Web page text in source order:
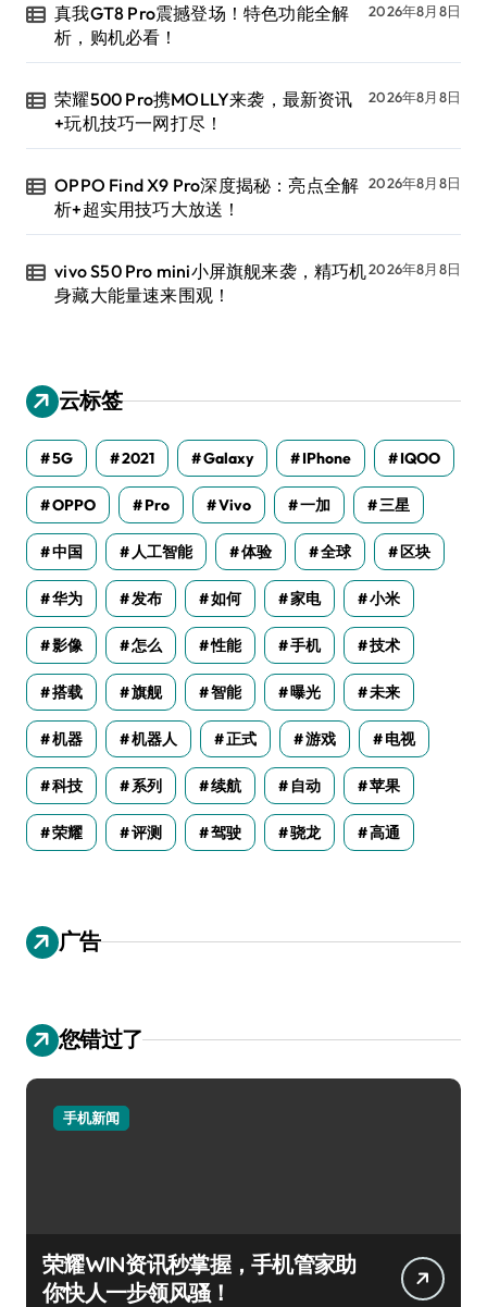
真我GT8 Pro震撼登场！特色功能全解
析，购机必看！
2026年8月8日
荣耀500 Pro携MOLLY来袭，最新资讯
+玩机技巧一网打尽！
2026年8月8日
OPPO Find X9 Pro深度揭秘：亮点全解
析+超实用技巧大放送！
2026年8月8日
vivo S50 Pro mini小屏旗舰来袭，精巧机
身藏大能量速来围观！
2026年8月8日
云标签
5G 2021 Galaxy IPhone IQOO
OPPO Pro Vivo 一加 三星
中国 人工智能 体验 全球 区块
华为 发布 如何 家电 小米
影像 怎么 性能 手机 技术
搭载 旗舰 智能 曝光 未来
机器 机器人 正式 游戏 电视
科技 系列 续航 自动 苹果
荣耀 评测 驾驶 骁龙 高通
广告
您错过了
手机新闻
荣耀WIN资讯秒掌握，手机管家助
你快人一步领风骚！